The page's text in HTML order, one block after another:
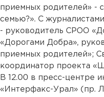
приемных родителей» -
семью?». С
- руководитель СРОО
«Дорогами Добра»,
приемных родителей»;
координатор проекта
В 12.00 в пресс-центре
«Интерфакс-Урал» (пр.